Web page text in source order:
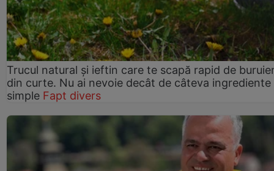
Trucul natural și ieftin care te scapă rapid de
din curte. Nu ai nevoie decât de câteva ingrediente
simple Fapt divers